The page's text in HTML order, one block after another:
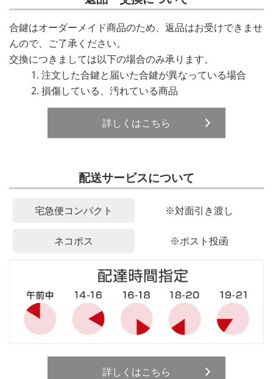
合鍵はオーダーメイド商品のため、返品はお受けできませ
んので、ご了承ください。
交換につきましては以下の場合のみ承ります。
注文した合鍵と届いた合鍵が異なっている場合
損傷している、汚れている商品
詳しくはこちら
配送サービスについて
宅急便コンパクト ※対面引き渡し
ネコポス ※ポスト投函
詳しくはこちら